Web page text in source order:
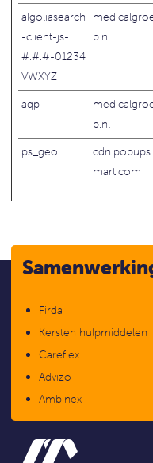
algoliasearch
-client-js-
#.#.#-01234
VWXYZ
p.nl
aqp
p.nl
ps_geo
cdn.popups
mart.com
Firda
Kersten hulpmiddelen
Careflex
Advizo
Ambinex